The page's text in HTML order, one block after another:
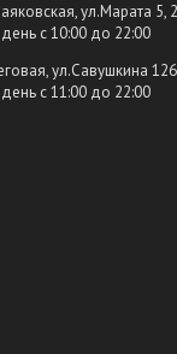
ул.Марата 5,
c 10:00 до 22:00
ул.Савушкина
c 11:00 до 22:00